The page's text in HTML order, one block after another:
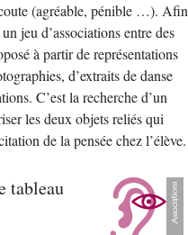
(agréable, pénible …). Afin
jeu d’associations entre des
à partir de représentations
d’extraits de danse
C’est la recherche d’un
les deux objets reliés qui
de la pensée chez l’élève.
tableau